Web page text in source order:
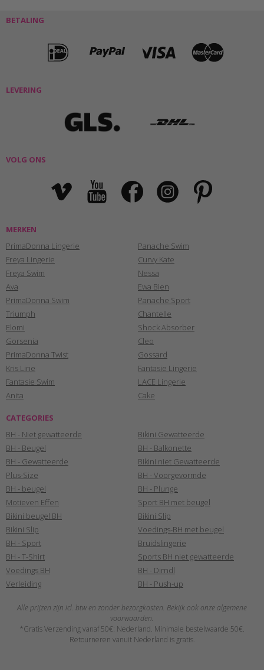
BETALING
LEVERING
VOLG ONS
MERKEN
PrimaDonna Lingerie
Freya Lingerie
Freya Swim
Ava
PrimaDonna Swim
Triumph
Elomi
Gorsenia
PrimaDonna Twist
Kris Line
Fantasie Swim
Anita
Panache Swim
Curvy Kate
Nessa
Ewa Bien
Panache Sport
Chantelle
Shock Absorber
Cleo
Gossard
Fantasie Lingerie
LACE Lingerie
Cake
CATEGORIES
BH - Niet gewatteerde
BH - Beugel
BH - Gewatteerde
Plus-Size
BH - beugel
Motieven Effen
Bikini beugel BH
Bikini Slip
BH - Sport
BH - T-Shirt
Voedings BH
Verleiding
Bikini Gewatteerde
BH - Balkonette
Bikini niet Gewatteerde
BH - Voorgevormde
BH - Plunge
Sport BH met beugel
Bikini Slip
Voedings-BH met beugel
Bruidslingerie
Sports BH niet gewatteerde
BH - Dirndl
BH - Push-up
Alle prijzen zijn icl. btw en zonder bezorgkosten. Bekijk ook onze algemene
voorwaarden.
*Gratis Verzending vanaf 50€: Nederland. Minimale bestelwaarde 50€.
Retourneren vanuit Nederland is gratis.